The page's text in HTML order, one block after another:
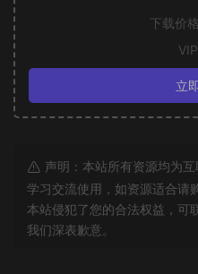
下载价格
立
声明：本站所有资源均为
学习交流使用，如资源适合请
本站侵犯了您的合法权益，可
我们深表歉意。